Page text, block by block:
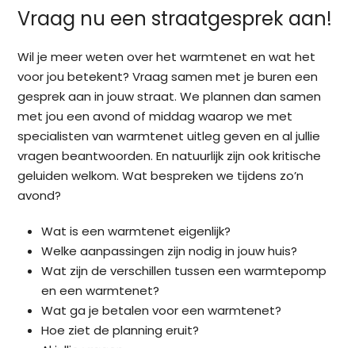
Vraag nu een straatgesprek aan!
Wil je meer weten over het warmtenet en wat het
voor jou betekent? Vraag samen met je buren een
gesprek aan in jouw straat. We plannen dan samen
met jou een avond of middag waarop we met
specialisten van warmtenet uitleg geven en al jullie
vragen beantwoorden. En natuurlijk zijn ook kritische
geluiden welkom. Wat bespreken we tijdens zo’n
avond?
Wat is een warmtenet eigenlijk?
Welke aanpassingen zijn nodig in jouw huis?
Wat zijn de verschillen tussen een warmtepomp
en een warmtenet?
Wat ga je betalen voor een warmtenet?
Hoe ziet de planning eruit?